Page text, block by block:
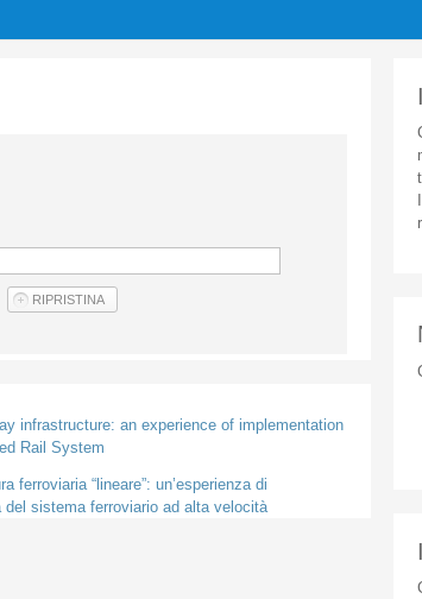
infrastructure: an experience of implementation
Rail System
ferroviaria “lineare”: un’esperienza di
del sistema ferroviario ad alta velocità